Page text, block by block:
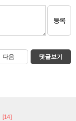
등록
다음 댓글보기
[14]